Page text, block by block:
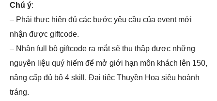
Chú ý:
– Phải thực hiện đủ các bước yêu cầu của event mới
nhận được giftcode.
– Nhận full bộ giftcode ra mắt sẽ thu thập được những
nguyên liệu quý hiếm để mở giới hạn môn khách lên 150,
nâng cấp đủ bộ 4 skill, Đại tiệc Thuyền Hoa siêu hoành
tráng.